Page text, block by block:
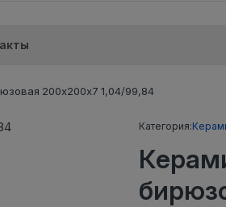
200х200х7 1,04/99,84
Категория: